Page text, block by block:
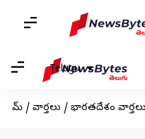
Telugu
హోమ్ / వార్తలు / భారతదేశం వార్తలు